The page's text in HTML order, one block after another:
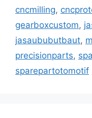
cncmilling,
gearboxcustom,
jasaububutbaut,
precisionparts,
sparepartotomotif